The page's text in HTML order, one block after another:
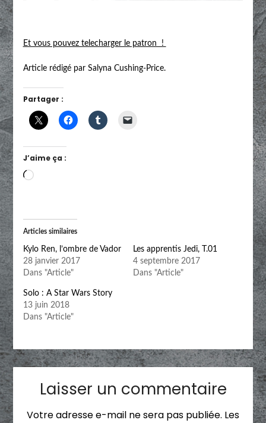
Et vous pouvez telecharger le patron !
Article rédigé par Salyna Cushing-Price.
Partager :
J’aime ça :
Chargement…
Articles similaires
Kylo Ren, l’ombre de Vador
28 janvier 2017
Dans "Article"
Les apprentis Jedi, T.01
4 septembre 2017
Dans "Article"
Solo : A Star Wars Story
13 juin 2018
Dans "Article"
Laisser un commentaire
Votre adresse e-mail ne sera pas publiée. Les